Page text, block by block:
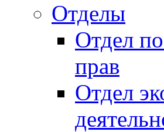
Отделы
Отдел
прав
Отдел